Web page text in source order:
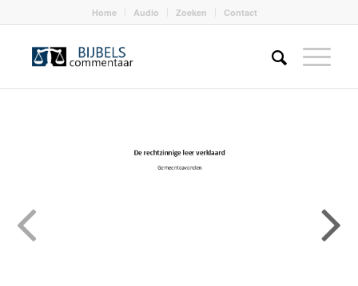
Home Audio Zoeken Contact